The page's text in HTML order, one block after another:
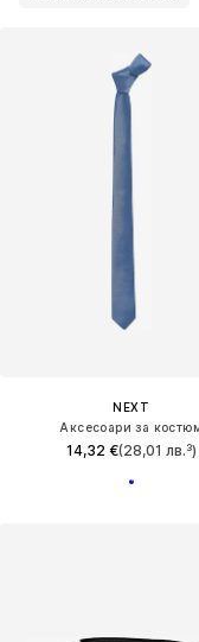
NEXT
Аксесоари за
14,32 €(28,01 лв.³)